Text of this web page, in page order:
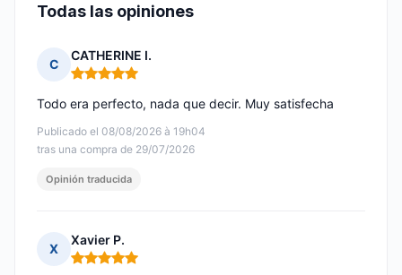
Todas las opiniones
C
CATHERINE I.
Nota: 5 de 5
Publicado el 08/08/2026 à 19h04
tras una compra de 29/07/2026
Todo era perfecto, nada que decir. Muy satisfecha
Opinión traducida
X
Xavier P.
Nota: 5 de 5